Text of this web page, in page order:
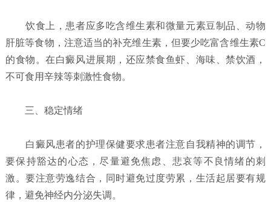
饮食上，患者应多吃含维生素和微量元素豆制品、动物
肝脏等食物，注意适当的补充维生素，但要少吃富含维生素C
的食物。在白癜风进展期，还应禁食鱼虾、海味、禁饮酒，
不可食用辛辣等刺激性食物。
三、稳定情绪
白癜风患者的护理保健要求患者注意自我精神的调节，
要保持豁达的心态，尽量避免焦虑、悲哀等不良情绪的刺
激。要注意劳逸结合，同时避免过度劳累，生活起居要有规
律，避免神经内分泌失调。